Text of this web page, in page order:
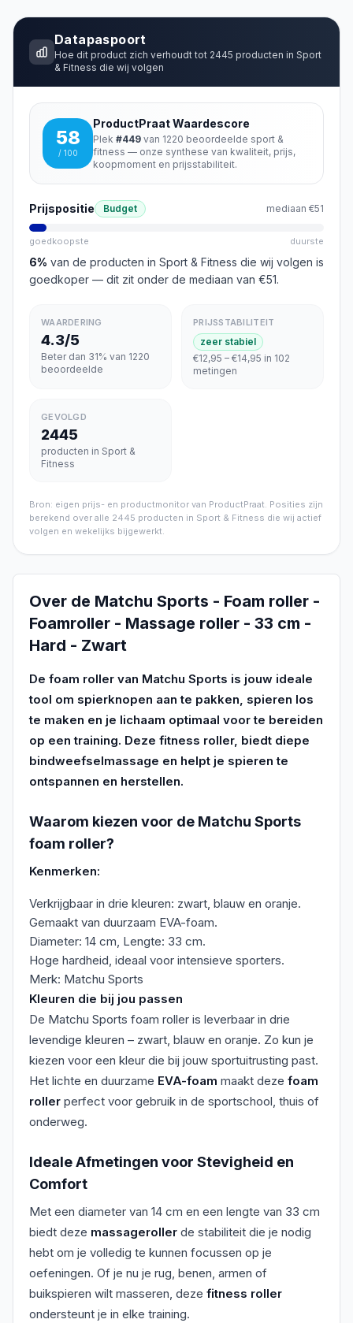
Datapaspoort
Hoe dit product zich verhoudt tot 2445 producten in Sport
& Fitness die wij volgen
58
/ 100
ProductPraat Waardescore
Plek #449 van 1220 beoordeelde sport &
fitness — onze synthese van kwaliteit, prijs,
koopmoment en prijsstabiliteit.
Prijspositie Budget mediaan €51
goedkoopste duurste
6% van de producten in Sport & Fitness die wij volgen is
goedkoper — dit zit onder de mediaan van €51.
WAARDERING
4.3/5
Beter dan 31% van 1220
beoordeelde
PRIJSSTABILITEIT
zeer stabiel
€12,95 – €14,95 in 102
metingen
GEVOLGD
2445
producten in Sport &
Fitness
Bron: eigen prijs- en productmonitor van ProductPraat. Posities zijn
berekend over alle 2445 producten in Sport & Fitness die wij actief
volgen en wekelijks bijgewerkt.
Over de Matchu Sports - Foam roller -
Foamroller - Massage roller - 33 cm -
Hard - Zwart
De foam roller van Matchu Sports is jouw ideale
tool om spierknopen aan te pakken, spieren los
te maken en je lichaam optimaal voor te bereiden
op een training. Deze fitness roller, biedt diepe
bindweefselmassage en helpt je spieren te
ontspannen en herstellen.
Waarom kiezen voor de Matchu Sports
foam roller?
Kenmerken:
Verkrijgbaar in drie kleuren: zwart, blauw en oranje.
Gemaakt van duurzaam EVA-foam.
Diameter: 14 cm, Lengte: 33 cm.
Hoge hardheid, ideaal voor intensieve sporters.
Merk: Matchu Sports
Kleuren die bij jou passen
De Matchu Sports foam roller is leverbaar in drie
levendige kleuren – zwart, blauw en oranje. Zo kun je
kiezen voor een kleur die bij jouw sportuitrusting past.
Het lichte en duurzame EVA-foam maakt deze foam
roller perfect voor gebruik in de sportschool, thuis of
onderweg.
Ideale Afmetingen voor Stevigheid en
Comfort
Met een diameter van 14 cm en een lengte van 33 cm
biedt deze massageroller de stabiliteit die je nodig
hebt om je volledig te kunnen focussen op je
oefeningen. Of je nu je rug, benen, armen of
buikspieren wilt masseren, deze fitness roller
ondersteunt je in elke training.